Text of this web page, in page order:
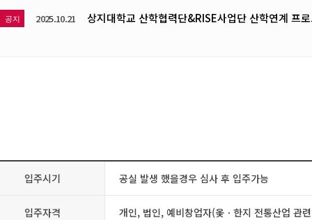
공지 2025.10.21 상지대학교 산학협력단&RISE사업단 산학연계 프
입주시기 공실 발생 했을경우 심사 후 입주가능
입주자격 개인, 법인, 예비창업자(옻ㆍ한지 전통산업 관